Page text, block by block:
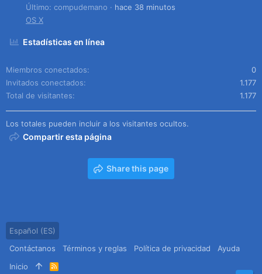
Último: compudemano
hace 38 minutos
OS X
Estadísticas en línea
Miembros conectados
0
Invitados conectados
1.177
Total de visitantes
1.177
Los totales pueden incluir a los visitantes ocultos.
Compartir esta página
Share this page
Español (ES)
Contáctanos
Términos y reglas Política de privacidad
Ayuda
Inicio
R